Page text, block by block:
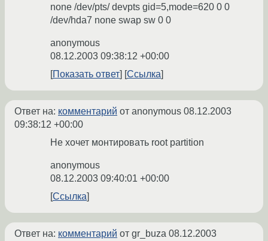
none /dev/pts/ devpts gid=5,mode=620 0 0
/dev/hda7 none swap sw 0 0
anonymous
08.12.2003 09:38:12 +00:00
Показать ответ
Ссылка
Ответ на: комментарий от anonymous 08.12.2003
09:38:12 +00:00
Не хочет монтировать root partition
anonymous
08.12.2003 09:40:01 +00:00
Ссылка
Ответ на: комментарий от gr_buza 08.12.2003